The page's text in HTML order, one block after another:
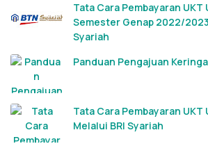
Tata Cara Pembayaran UKT
Semester Genap 2022/
Syariah
Panduan Pengajuan
Tata Cara Pembayaran UKT
Melalui BRI Syariah